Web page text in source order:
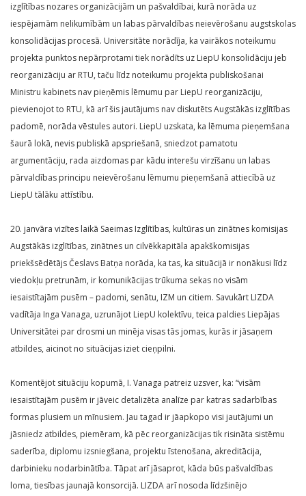
izglītības nozares organizācijām un pašvaldībai, kurā norāda uz
iespējamām nelikumībām un labas pārvaldības neievērošanu augstskolas
konsolidācijas procesā. Universitāte norādīja, ka vairākos noteikumu
projekta punktos nepārprotami tiek norādīts uz LiepU konsolidāciju jeb
reorganizāciju ar RTU, taču līdz noteikumu projekta publiskošanai
Ministru kabinets nav pieņēmis lēmumu par LiepU reorganizāciju,
pievienojot to RTU, kā arī šis jautājums nav diskutēts Augstākās izglītības
padomē, norāda vēstules autori. LiepU uzskata, ka lēmuma pieņemšana
šaurā lokā, nevis publiskā apspriešanā, sniedzot pamatotu
argumentāciju, rada aizdomas par kādu interešu virzīšanu un labas
pārvaldības principu neievērošanu lēmumu pieņemšanā attiecībā uz
LiepU tālāku attīstību.
20. janvāra vizītes laikā Saeimas Izglītības, kultūras un zinātnes komisijas
Augstākās izglītības, zinātnes un cilvēkkapitāla apakškomisijas
priekšsēdētājs Česlavs Batņa norāda, ka tas, ka situācijā ir nonākusi līdz
viedokļu pretrunām, ir komunikācijas trūkuma sekas no visām
iesaistītajām pusēm – padomi, senātu, IZM un citiem. Savukārt LIZDA
vadītāja Inga Vanaga, uzrunājot LiepU kolektīvu, teica paldies Liepājas
Universitātei par drosmi un minēja visas tās jomas, kurās ir jāsaņem
atbildes, aicinot no situācijas iziet cieņpilni.
Komentējot situāciju kopumā, I. Vanaga patreiz uzsver, ka: “visām
iesaistītajām pusēm ir jāveic detalizēta analīze par katras sadarbības
formas plusiem un mīnusiem. Jau tagad ir jāapkopo visi jautājumi un
jāsniedz atbildes, piemēram, kā pēc reorganizācijas tik risināta sistēmu
saderība, diplomu izsniegšana, projektu īstenošana, akreditācija,
darbinieku nodarbinātība. Tāpat arī jāsaprot, kāda būs pašvaldības
loma, tiesības jaunajā konsorcijā. LIZDA arī nosoda līdzšinējo